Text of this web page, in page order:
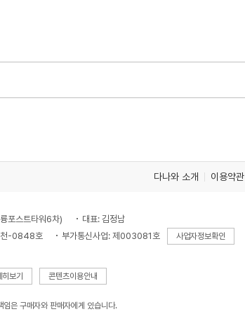
다나와 소개 이용약관
포스트타워6차)
대표: 김정남
천-0848호 부가통신사업: 제003081호 사업자정보확인
보기 콘텐츠이용안내
은 구매자와 판매자에게 있습니다.